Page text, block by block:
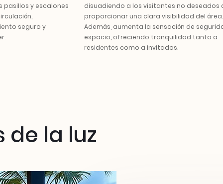
pasillos y escalones
seguro y
disuadiendo a los visitantes no deseados
proporcionar una clara visibilidad del área.
Además, aumenta la sensación de
espacio, ofreciendo tranquilidad tanto a
residentes como a invitados.
la luz